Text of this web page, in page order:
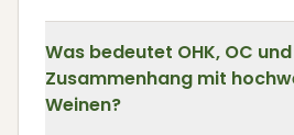
Was bedeutet OHK, OC
Zusammenhang mit
Weinen?